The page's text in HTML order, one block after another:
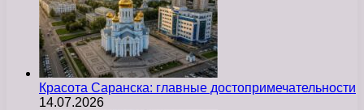
Красота Саранска: главные достопримечательности
14.07.2026